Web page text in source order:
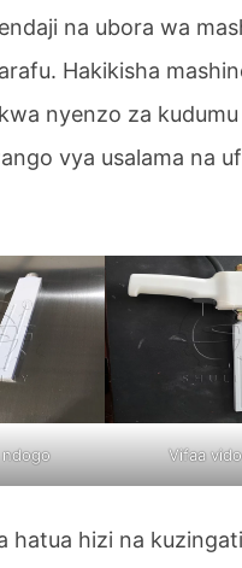
na ubora wa
Hakikisha
nyenzo za kudumu
vya usalama na
Vifaa
hatua hizi na